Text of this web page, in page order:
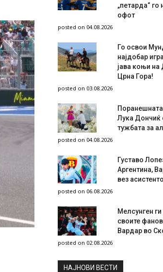
„петарда“ го
офот
posted on 04.08.2026
Го освои
најдобар
јава коњи
Црна Гора!
posted on 03.08.2026
Лука Дончиќ
тужбата за
posted on 04.08.2026
Густаво
Аргентина,
вез
posted on 06.08.2026
Мелсунген
своите
Вардар во
posted on 02.08.2026
НAЈНОВИ ВЕСТИ